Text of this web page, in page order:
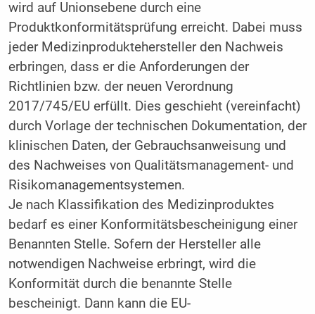
wird auf Unionsebene durch eine
Produktkonformitätsprüfung erreicht. Dabei muss
jeder Medizinproduktehersteller den Nachweis
erbringen, dass er die Anforderungen der
Richtlinien bzw. der neuen Verordnung
2017/745/EU erfüllt. Dies geschieht (vereinfacht)
durch Vorlage der technischen Dokumentation, der
klinischen Daten, der Gebrauchsanweisung und
des Nachweises von Qualitätsmanagement- und
Risikomanagementsystemen.
Je nach Klassifikation des Medizinproduktes
bedarf es einer Konformitätsbescheinigung einer
Benannten Stelle. Sofern der Hersteller alle
notwendigen Nachweise erbringt, wird die
Konformität durch die benannte Stelle
bescheinigt. Dann kann die EU-